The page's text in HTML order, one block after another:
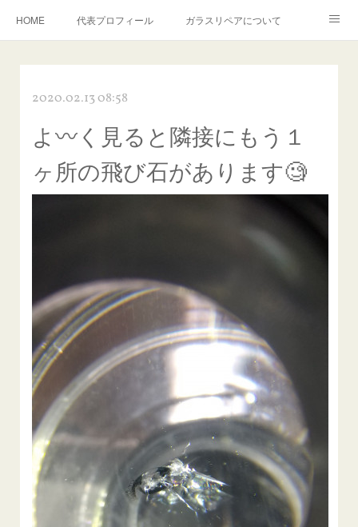
HOME 代表プロフィール ガラスリペアについて
飛び石施工料金について
当店へのアクセス 建築ガラスキズ取り・研磨・磨き
【プロ使用】フッ素系ガラストリートメント『アクアペル』
当店の良心的価格の理由について
2020.02.13 08:58
よ〰️く見ると隣接にもう１
ヶ所の飛び石があります🧐